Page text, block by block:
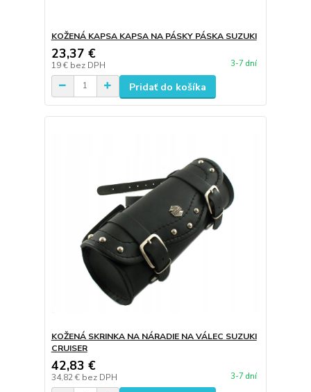
KOŽENÁ KAPSA KAPSA NA PÁSKY PÁSKA SUZUKI
23,37 €
19 € bez DPH 3-7 dní
Pridať do košíka
KOŽENÁ SKRINKA NA NÁRADIE NA VÁLEC SUZUKI
CRUISER
42,83 €
34,82 € bez DPH 3-7 dní